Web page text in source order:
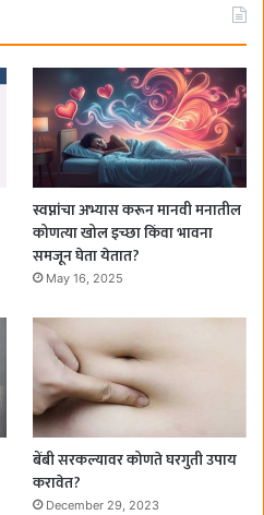
स्वप्नांचा अभ्यास करून मानवी मनातील
कोणत्या खोल इच्छा किंवा भावना
समजून घेता येतात?
May 16, 2025
बेंबी सरकल्यावर कोणते घरगुती उपाय
करावेत?
December 29, 2023